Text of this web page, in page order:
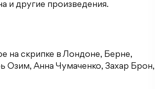
и другие произведения.
на скрипке в Лондоне, Берне,
Озим, Анна Чумаченко, Захар Брон,